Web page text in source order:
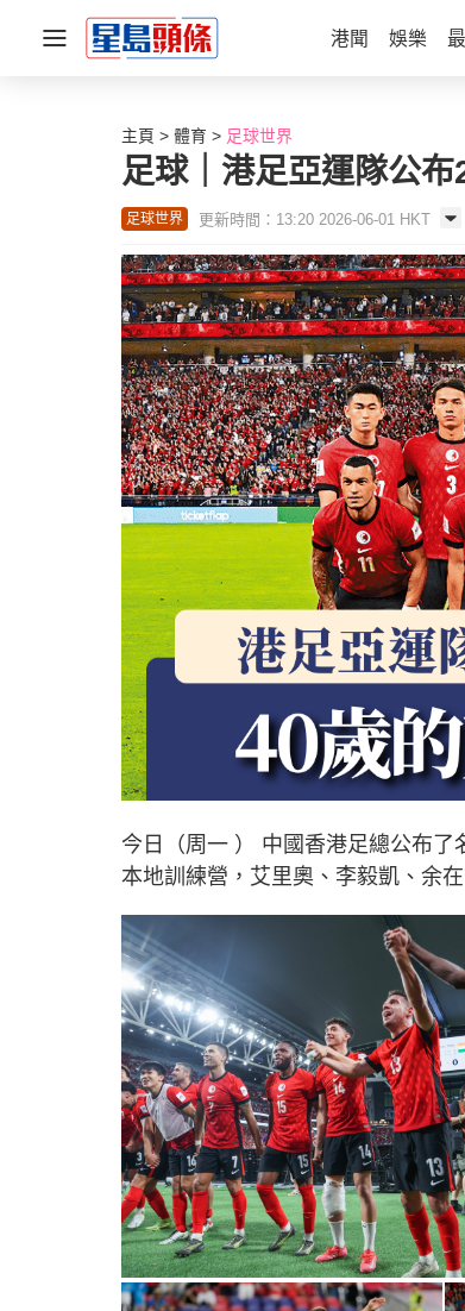
港聞 娛樂
主頁 體育 足球世界
足球｜港足亞運隊公
足球世界 更新時間：13:20 2026-06-01 HKT
今日（周一 ） 中國香港足總公布
本地訓練營，艾里奧、李毅凱、余